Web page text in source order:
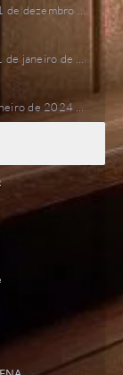
de dezembro de
de janeiro de 2
de 2024 4.